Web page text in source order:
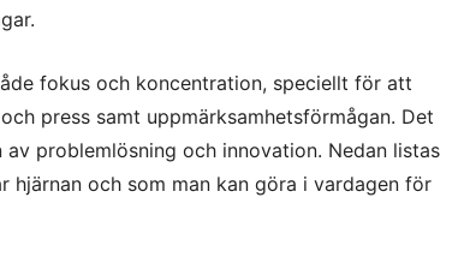
fokus och koncentration, speciellt för att
press samt uppmärksamhetsförmågan. Det
problemlösning och innovation. Nedan listas
och som man kan göra i vardagen för